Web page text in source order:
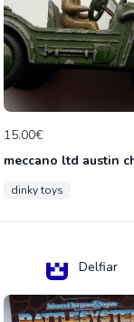
15.00€
dinky toys
Delfiar